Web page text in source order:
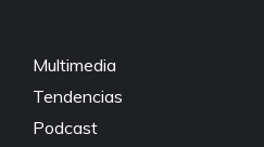
Multimedia
Tendencias
Podcast